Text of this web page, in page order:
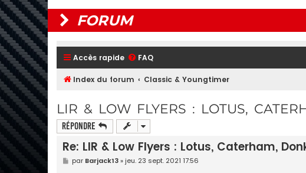
FORUM
Accès rapide FAQ
Index du forum Classic & Youngtimer
LIR & LOW FLYERS : LOTUS,
Répondre
Re: LIR & Low Flyers : Lotus, Caterham,
M
e
par Barjack13» jeu. 23 sept. 2021 17:56